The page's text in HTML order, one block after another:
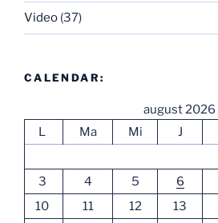
Video (37)
CALENDAR:
august 2026
L
Ma Mi J
3
4 5 6
10
11 12 13